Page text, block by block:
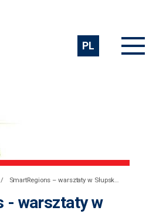
PL
SmartRegions – warsztaty w Słupsku 29 listopada 2012 r.
- warsztaty w